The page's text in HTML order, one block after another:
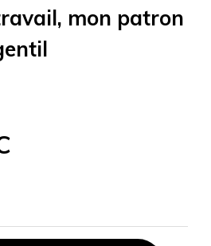
mon patron